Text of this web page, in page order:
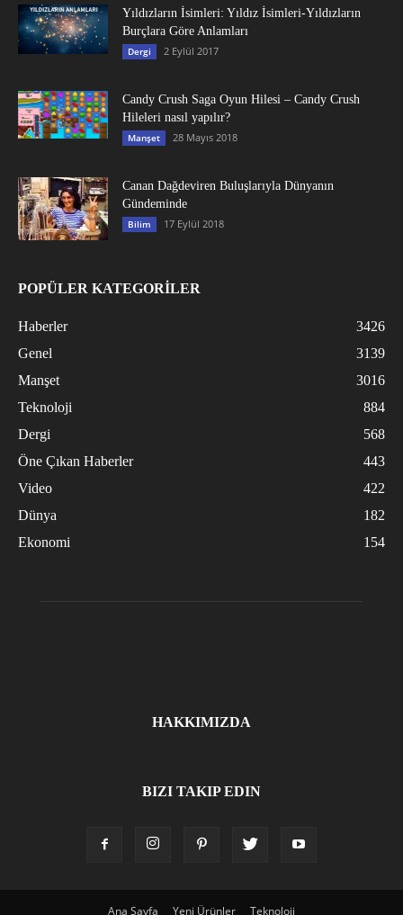
Yıldızların İsimleri: Yıldız İsimleri-Yıldızların
Burçlara Göre Anlamları
Dergi 2 Eylül 2017
Candy Crush Saga Oyun Hilesi – Candy Crush
Hileleri nasıl yapılır?
Manşet 28 Mayıs 2018
Canan Dağdeviren Buluşlarıyla Dünyanın
Gündeminde
Bilim 17 Eylül 2018
POPÜLER KATEGORİLER
Haberler
3426
Genel
3139
Manşet
3016
Teknoloji
884
Dergi
568
Öne Çıkan Haberler
443
Video
422
Dünya
182
Ekonomi
154
HAKKIMIZDA
BIZI TAKIP EDIN
Ana Sayfa Yeni Ürünler Teknoloji